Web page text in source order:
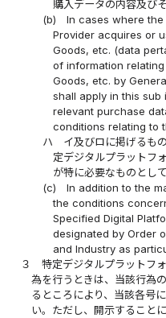
購入データの内容及び
(b)
In cases where
Provider acquires or
Goods, etc. (data
of information
Goods, etc. by
shall apply in this sub
relevant purchase
conditions relating to
ハ
イ及びロに掲げるも
定デジタルプラットフ
が特に必要なものとし
(c)
In addition to the
the conditions
Specified Digital
designated by Order
and Industry as
３
特定デジタルプラットフ
為を行うときは、当該行為
るところにより、当該各号
い。ただし、開示すること